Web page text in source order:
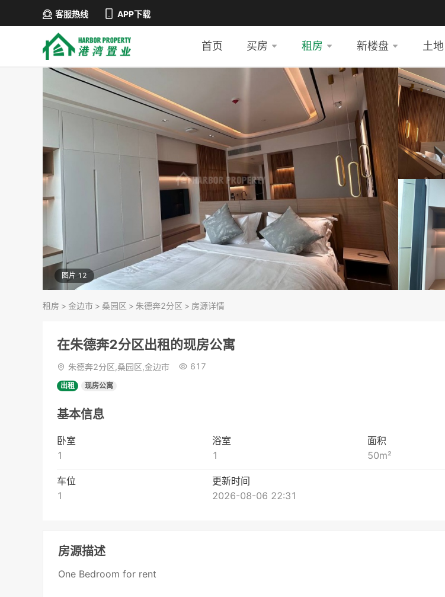
客服热线 APP下载
首页 买房 租房 新楼盘 土地
图片 12
租房 > 金边市 > 桑园区 > 朱德奔2分区 > 房源详情
在朱德奔2分区出租的现房公寓
朱德奔2分区,桑园区,金边市 617
出租 现房公寓
基本信息
卧室
1
浴室
1
面积
50m²
车位
1
更新时间
2026-08-06 22:31
房源描述
One Bedroom for rent